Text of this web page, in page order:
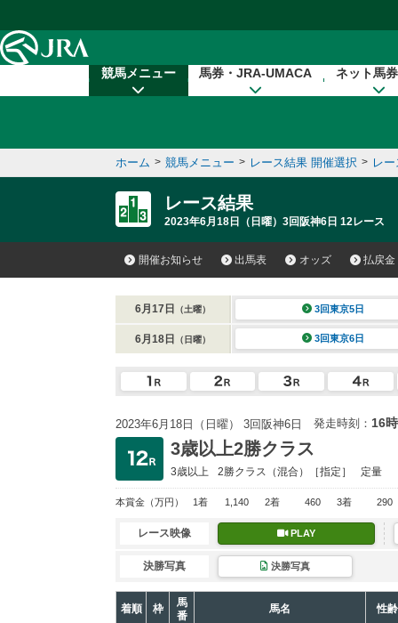
競馬メニュー 馬券・JRA-UMACA ネット馬
ホーム > 競馬メニュー > レース結果 開催選択 > レ
レース結果
2023年6月18日（日曜）3回阪神6日 12レース
開催お知らせ 出馬表 オッズ 払戻金
6月17日 （土曜） 3回東京5日
6月18日 （日曜） 3回東京6日
2023年6月18日（日曜） 3回阪神6日 発走時刻： 16
3歳以上2勝クラス
3歳以上 2勝クラス （混合）［指定］ 定量
本賞金 （万円） 1着 1,140 2着 460 3着 290
レース映像 PLAY
決勝写真 決勝写真
着順 枠
馬
番
馬名 性齢